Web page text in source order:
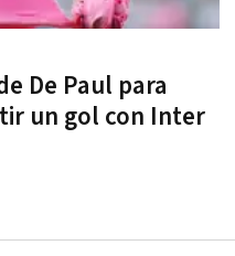
De Paul para
un gol con Inter